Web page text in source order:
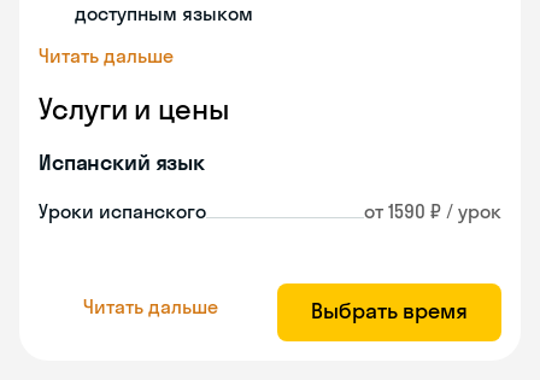
доступным языком
Читать дальше
Услуги и цены
Испанский язык
Уроки испанского от 1590 ₽ / урок
Читать дальше Выбрать время